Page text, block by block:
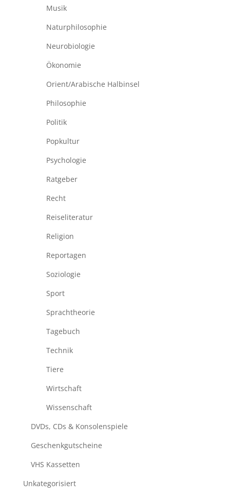
Musik
Naturphilosophie
Neurobiologie
Ökonomie
Orient/Arabische Halbinsel
Philosophie
Politik
Popkultur
Psychologie
Ratgeber
Recht
Reiseliteratur
Religion
Reportagen
Soziologie
Sport
Sprachtheorie
Tagebuch
Technik
Tiere
Wirtschaft
Wissenschaft
DVDs, CDs & Konsolenspiele
Geschenkgutscheine
VHS Kassetten
Unkategorisiert